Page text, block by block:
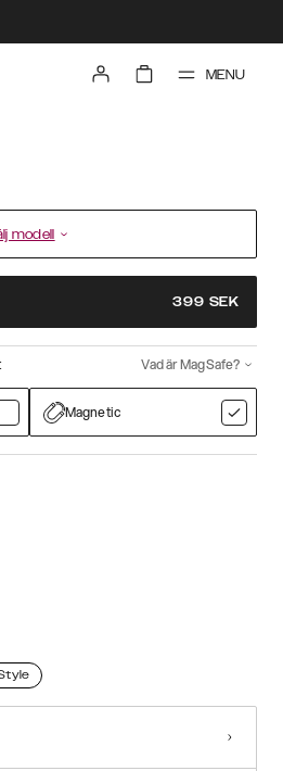
MENU
modell
399 SEK
Vad är MagSafe?
Magnetic